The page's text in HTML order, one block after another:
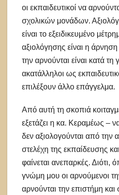
οι εκπαιδευτικοί να
σχολικών μονάδων.
είναι το εξειδικευμένο
αξιολόγησης είναι η
την αρνούνται είναι κατά
ακατάλληλοι ως
επιλέξουν άλλο επάγγελμα.
Από αυτή τη σκοπιά
εξετάζει η κα. Κεραμέως –
δεν αξιολογούνται από την
στελέχη της εκπαίδευσης
φαίνεται ανεπαρκές. Διότι,
γνώμη μου οι αρνούμενοι
αρνούνται την επιστήμη και